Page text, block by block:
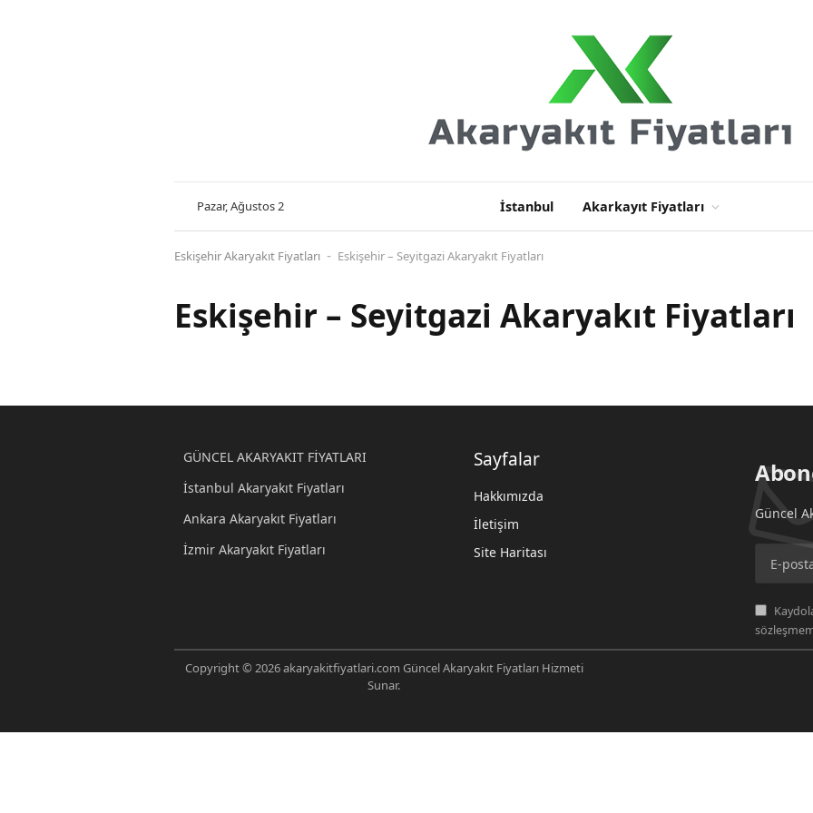
Pazar, Ağustos 2 İstanbul Akarkayıt Fiyatları
Eskişehir Akaryakıt Fiyatları - Eskişehir – Seyitgazi Akaryakıt Fiyatları
Eskişehir – Seyitgazi Akaryakıt Fiyatları
GÜNCEL AKARYAKIT FİYATLARI
İstanbul Akaryakıt Fiyatları
Ankara Akaryakıt Fiyatları
İzmir Akaryakıt Fiyatları
Sayfalar
Hakkımızda
İletişim
Site Haritası
Güncel
Copyright © 2026 akaryakitfiyatlari.com Güncel Akaryakıt Fiyatları Hizmeti
Sunar.